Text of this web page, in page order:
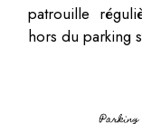
patrouille
hors du parking